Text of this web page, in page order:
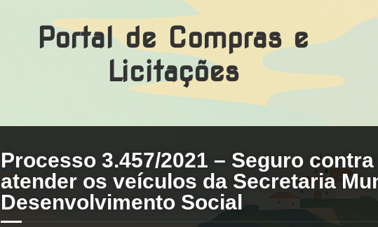
Portal de Compras e
Licitações
Processo 3.457/2021 – Seguro
atender os veículos da Secretaria
Desenvolvimento Social